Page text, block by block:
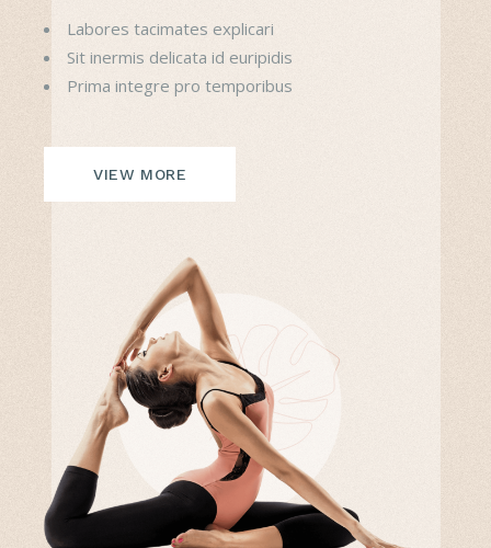
Labores tacimates explicari
Sit inermis delicata id euripidis
Prima integre pro temporibus
VIEW MORE